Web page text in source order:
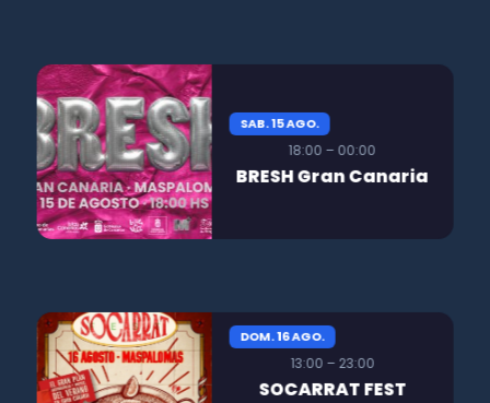
SAB. 15 AGO.
18:00 – 00:00
BRESH Gran Canaria
DOM. 16 AGO.
13:00 – 23:00
SOCARRAT FEST